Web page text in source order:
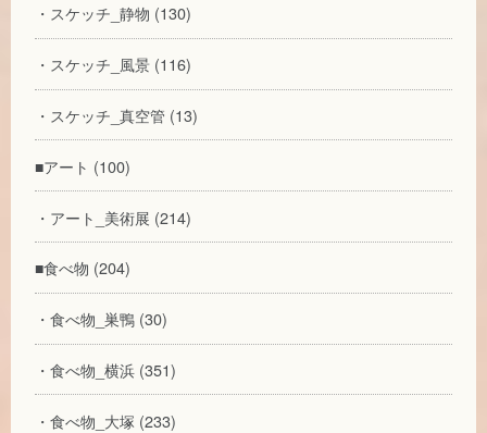
・スケッチ_静物 (130)
・スケッチ_風景 (116)
・スケッチ_真空管 (13)
■アート (100)
・アート_美術展 (214)
■食べ物 (204)
・食べ物_巣鴨 (30)
・食べ物_横浜 (351)
・食べ物_大塚 (233)